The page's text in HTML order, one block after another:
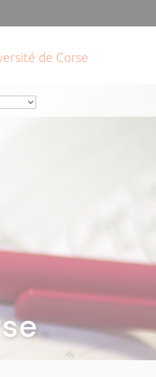
de Corse